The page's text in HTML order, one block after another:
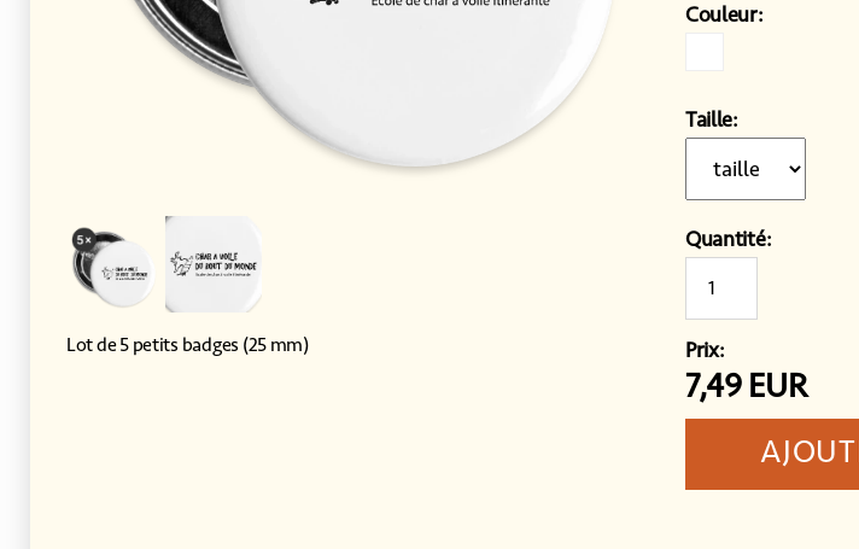
Lot de 5 petits badges (25 mm)
Couleur:
Taille:
Quantité:
Prix:
7,49 EUR